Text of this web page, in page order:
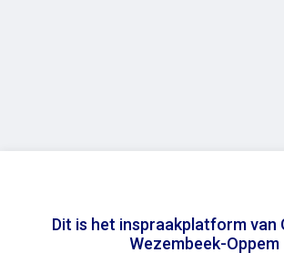
Dit is het inspraakplatform van
Wezembeek-Oppem